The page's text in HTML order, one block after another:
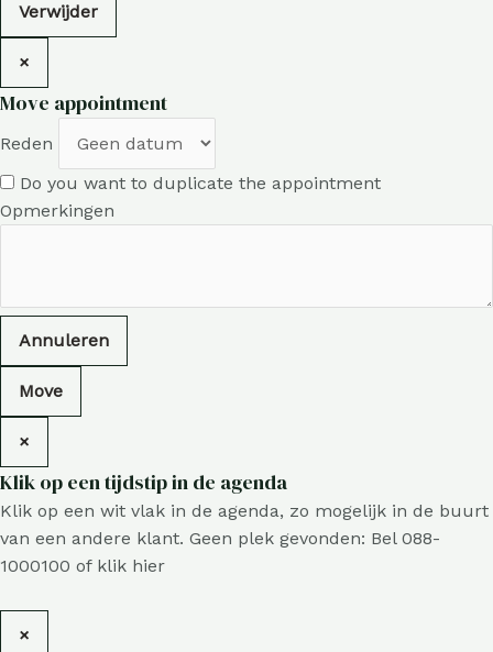
Verwijder
×
Move appointment
Reden
Do you want to duplicate the appointment
Opmerkingen
Annuleren
Move
×
Klik op een tijdstip in de agenda
Klik op een wit vlak in de agenda, zo mogelijk in de buurt
van een andere klant. Geen plek gevonden: Bel 088-
1000100 of klik hier
×